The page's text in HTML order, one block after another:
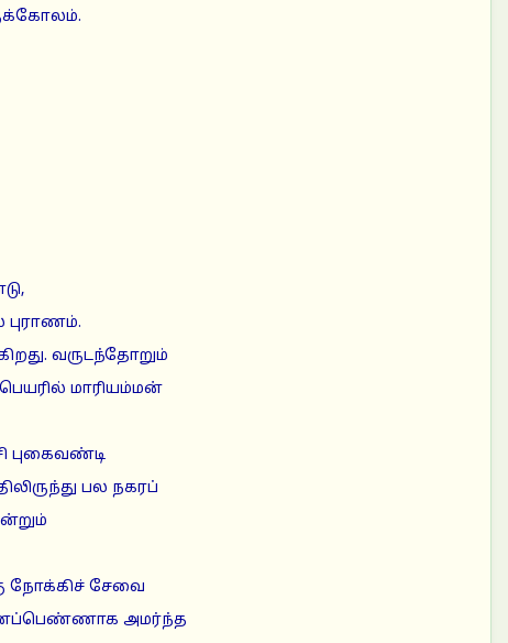
வருடந்தோறும்
மாரியம்மன்
புகைவண்டி
பல நகரப்
நோக்கிச் சேவை
மணப்பெண்ணாக அமர்ந்த